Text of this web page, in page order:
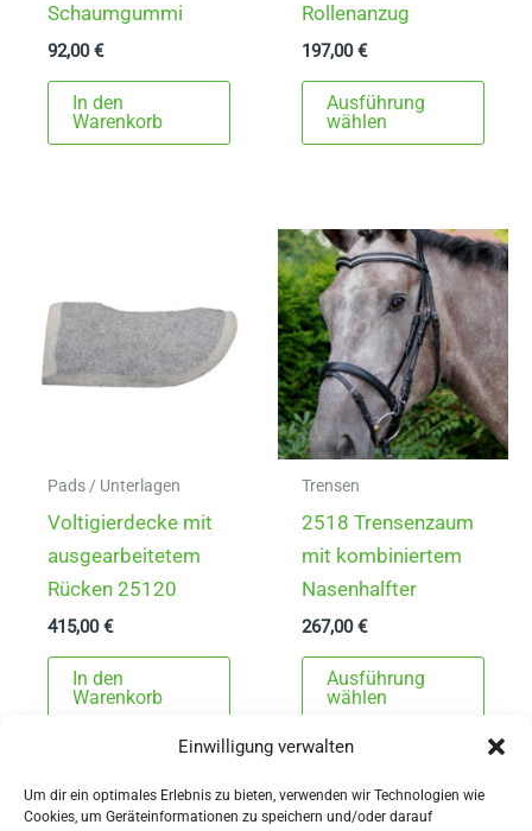
Einwilligung verwalten
Um dir ein optimales Erlebnis zu bieten, verwenden wir Technologien wie
Cookies, um Geräteinformationen zu speichern und/oder darauf
Schaumgummi
92,00€
In den
Warenkorb
Rollenanzug
197,00€
Ausführung
wählen
auf.
Die
auf
der
Pads / Unterlagen
Voltigierdecke mit
ausgearbeitetem
Rücken 25120
415,00€
In den
Warenkorb
Trensen
2518 Trensenzaum
mit kombiniertem
Nasenhalfter
267,00€
Ausführung
wählen